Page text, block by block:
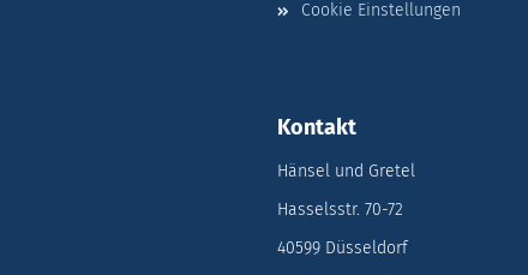
Cookie Einstellungen
Kontakt
Hänsel und Gretel
Hasselsstr. 70-72
40599 Düsseldorf